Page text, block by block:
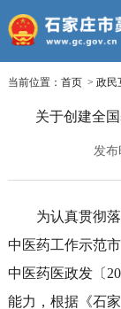
当前位置： 首页> 政民
关于创建全
发
为认真贯彻
中医药工作示范
中医药医政发〔
能力，根据《石